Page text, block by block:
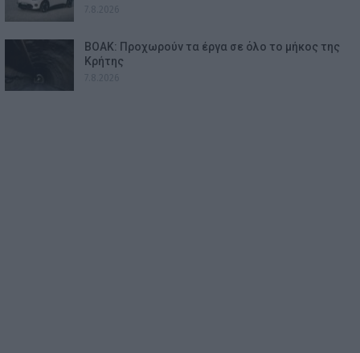
ΒΟΑΚ: Προχωρούν τα έργα σε όλο το μήκος της
Κρήτης